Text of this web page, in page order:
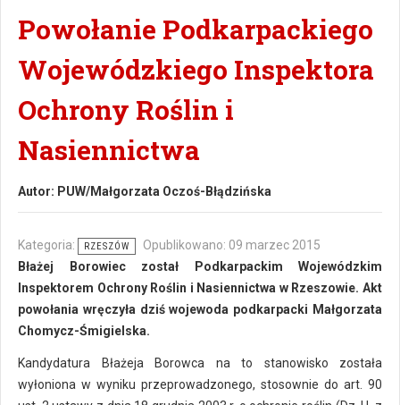
Powołanie Podkarpackiego
Wojewódzkiego Inspektora
Ochrony Roślin i
Nasiennictwa
Autor: PUW/Małgorzata Oczoś-Błądzińska
Kategoria: RZESZÓW
Opublikowano: 09 marzec 2015
Błażej Borowiec został Podkarpackim Wojewódzkim
Inspektorem Ochrony Roślin i Nasiennictwa w Rzeszowie. Akt
powołania wręczyła dziś wojewoda podkarpacki Małgorzata
Chomycz-Śmigielska.
Kandydatura Błażeja Borowca na to stanowisko została
wyłoniona w wyniku przeprowadzonego, stosownie do art. 90